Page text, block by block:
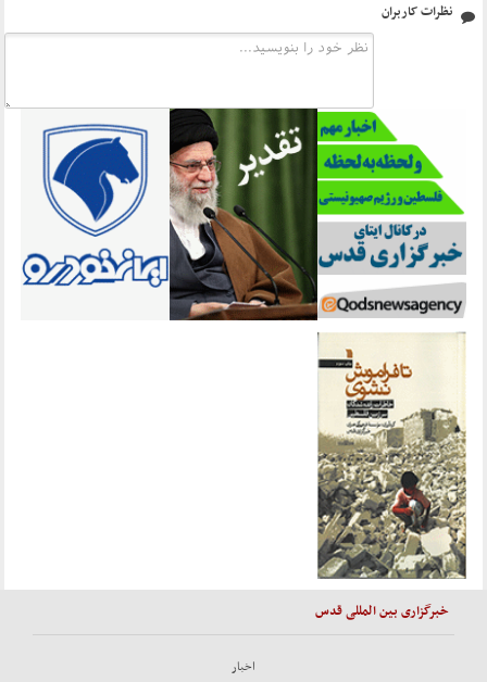
نظرات کاربران
خبرگزاری بین المللی قدس
اخبار